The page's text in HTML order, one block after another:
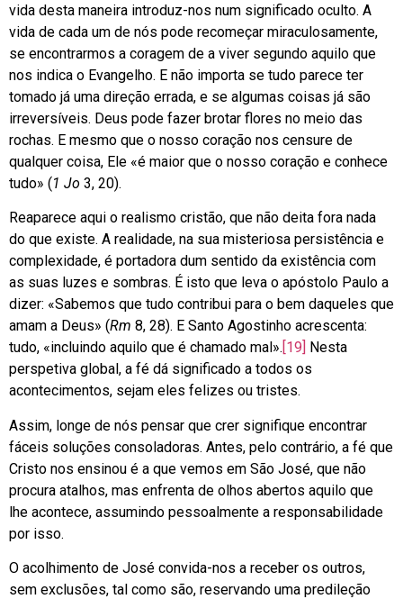
vida desta maneira introduz-nos num significado oculto. A
vida de cada um de nós pode recomeçar miraculosamente,
se encontrarmos a coragem de a viver segundo aquilo que
nos indica o Evangelho. E não importa se tudo parece ter
tomado já uma direção errada, e se algumas coisas já são
irreversíveis. Deus pode fazer brotar flores no meio das
rochas. E mesmo que o nosso coração nos censure de
qualquer coisa, Ele «é maior que o nosso coração e conhece
tudo» (1 Jo 3, 20).
Reaparece aqui o realismo cristão, que não deita fora nada
do que existe. A realidade, na sua misteriosa persistência e
complexidade, é portadora dum sentido da existência com
as suas luzes e sombras. É isto que leva o apóstolo Paulo a
dizer: «Sabemos que tudo contribui para o bem daqueles que
amam a Deus» (Rm 8, 28). E Santo Agostinho acrescenta:
tudo, «incluindo aquilo que é chamado mal». [19]
Nesta
perspetiva global, a fé dá significado a todos os
acontecimentos, sejam eles felizes ou tristes.
Assim, longe de nós pensar que crer signifique encontrar
fáceis soluções consoladoras. Antes, pelo contrário, a fé que
Cristo nos ensinou é a que vemos em São José, que não
procura atalhos, mas enfrenta de olhos abertos aquilo que
lhe acontece, assumindo pessoalmente a responsabilidade
por isso.
O acolhimento de José convida-nos a receber os outros,
sem exclusões, tal como são, reservando uma predileção